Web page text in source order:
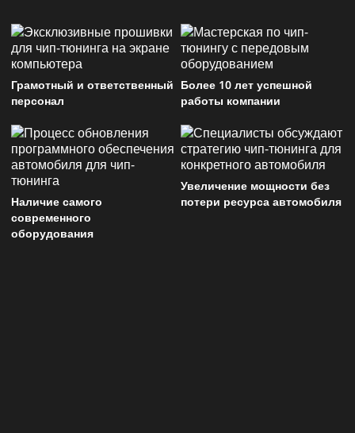
Грамотный и ответственный
персонал
Более 10 лет успешной
работы компании
Наличие самого
современного
оборудования
Увеличение мощности без
потери ресурса автомобиля